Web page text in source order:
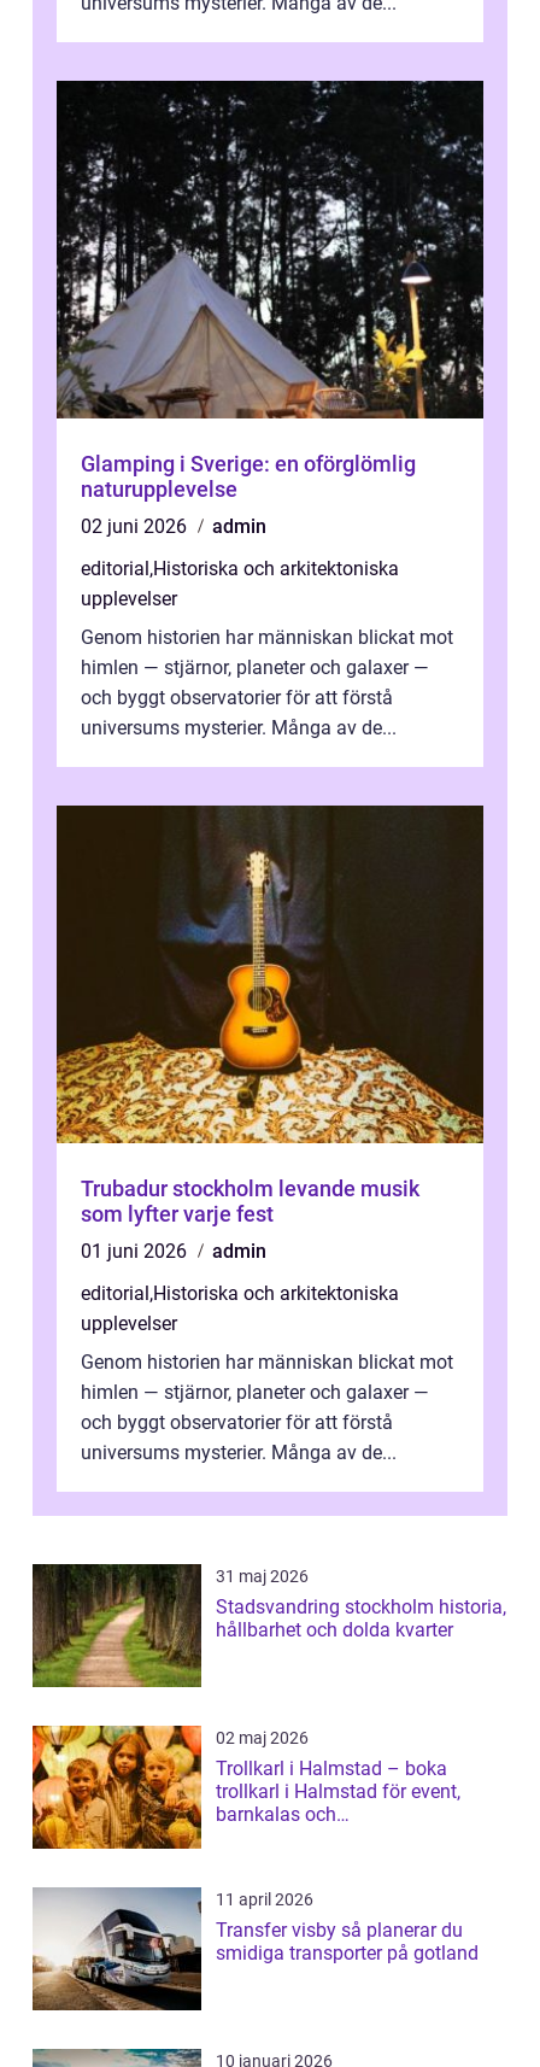
Glamping i Sverige: en oförglömlig
naturupplevelse
02 juni 2026
admin
editorial ,Historiska och arkitektoniska
upplevelser
Genom historien har människan blickat mot
himlen — stjärnor, planeter och galaxer —
och byggt observatorier för att förstå
universums mysterier. Många av de...
Trubadur stockholm levande musik
som lyfter varje fest
01 juni 2026
admin
editorial ,Historiska och arkitektoniska
upplevelser
Genom historien har människan blickat mot
himlen — stjärnor, planeter och galaxer —
och byggt observatorier för att förstå
universums mysterier. Många av de...
31 maj 2026
Stadsvandring stockholm historia,
hållbarhet och dolda kvarter
02 maj 2026
Trollkarl i Halmstad – boka
trollkarl i Halmstad för event,
barnkalas och
11 april 2026
Transfer visby så planerar du
smidiga transporter på gotland
10 januari 2026